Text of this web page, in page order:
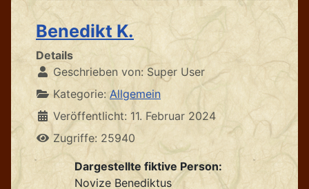
Benedikt K.
Details
Geschrieben von: Super User
Kategorie: Allgemein
Veröffentlicht: 11. Februar 2024
Zugriffe: 25940
Dargestellte fiktive Person:
Novize Benediktus